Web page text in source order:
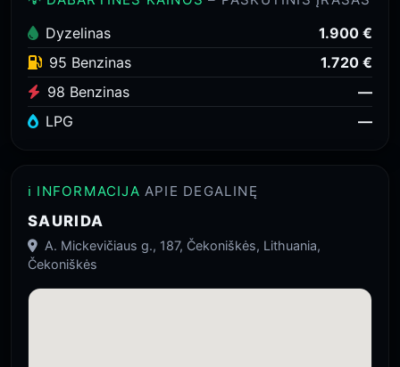
Dyzelinas
1.900 €
95 Benzinas
1.720 €
98 Benzinas
—
LPG
—
ℹ️ INFORMACIJA APIE DEGALINĘ
SAURIDA
A. Mickevičiaus g., 187, Čekoniškės, Lithuania,
Čekoniškės